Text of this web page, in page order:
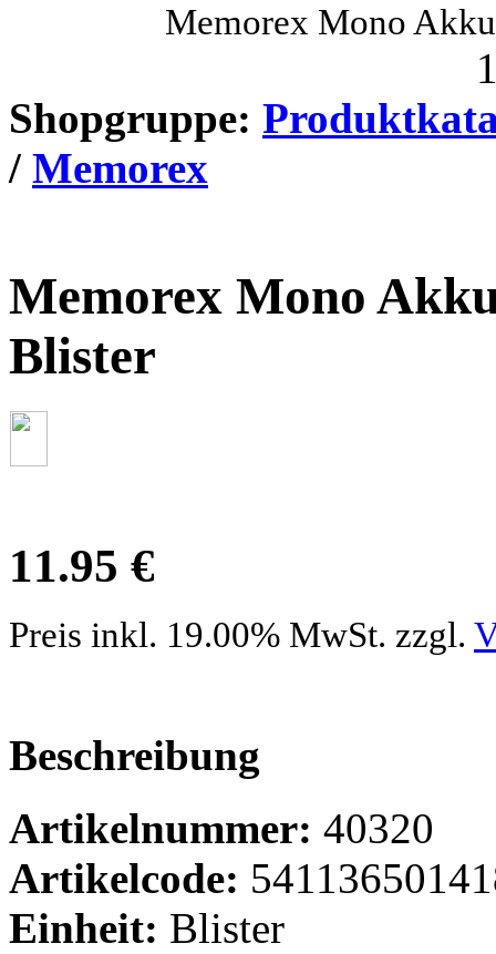
Memorex Mono
Shopgruppe:
/ Memorex
Memorex Mono
Blister
11.95 €
Preis inkl. 19.00% MwSt. zzgl.
Beschreibung
Artikelnummer: 40320
Artikelcode:
Einheit: Blister